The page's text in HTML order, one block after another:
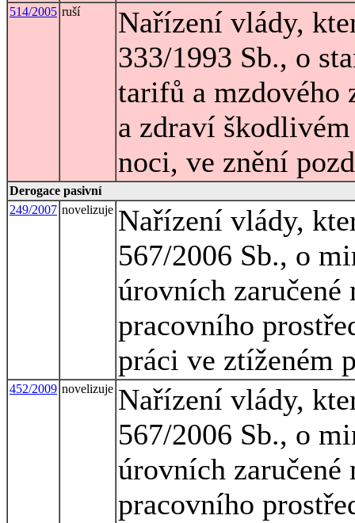
514/2005 ruší
Nařízení vlády,
333/1993 Sb., o
tarifů a mzdového
a zdraví
noci, ve znění
Derogace pasivní
249/2007 novelizuje Nařízení vlády,
567/2006 Sb., o
úrovních zaručené
pracovního
práci ve ztíženém
452/2009 novelizuje Nařízení vlády,
567/2006 Sb., o
úrovních zaručené
pracovního